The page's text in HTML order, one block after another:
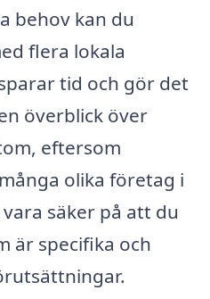
behov kan du
flera lokala
tid och gör det
överblick över
eftersom
olika företag i
säker på att du
är specifika och